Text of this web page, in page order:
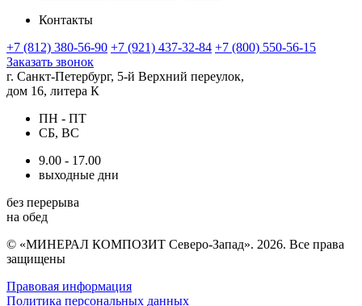
Контакты
+7 (812) 380-56-90 +7 (921) 437-32-84 +7 (800) 550-56-15
Заказать звонок
г. Санкт-Петербург, 5-й Верхний переулок,
дом 16, литера К
ПН - ПТ
СБ, ВС
9.00 - 17.00
выходные дни
без перерыва
на обед
© «МИНЕРАЛ КОМПОЗИТ Северо-Запад». 2026. Все права
защищены
Правовая информация
Политика персональных данных